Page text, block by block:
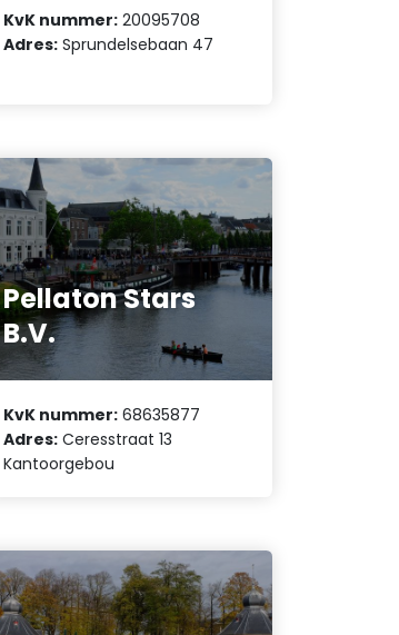
KvK nummer: 20095708
Adres: Sprundelsebaan 47
Pellaton Stars
B.V.
KvK nummer: 68635877
Adres: Ceresstraat 13
Kantoorgebou